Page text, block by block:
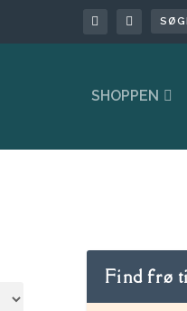
SHOPPEN
Find frø